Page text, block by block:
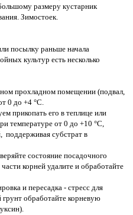
размеру кустарник
Зимостоек.
посылку раньше начала
культур есть несколько
прохладном помещении (подвал,
0 до +4 °С.
прикопать его в теплице или
температуре от 0 до +10 °С,
поддерживая субстрат в
состояние посадочного
корней удалите и обработайте
и пересадка - стресс для
обработайте корневую